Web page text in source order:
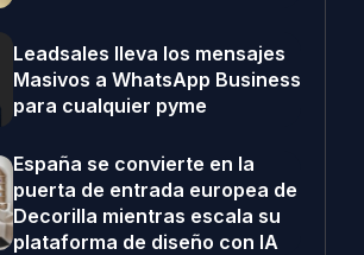
Leadsales lleva los mensajes
Masivos a WhatsApp Business
para cualquier pyme
España se convierte en la
puerta de entrada europea de
Decorilla mientras escala su
plataforma de diseño con IA